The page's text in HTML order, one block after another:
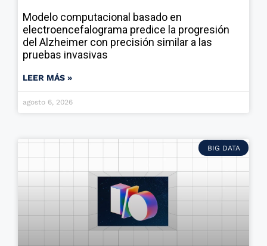
Modelo computacional basado en
electroencefalograma predice la progresión
del Alzheimer con precisión similar a las
pruebas invasivas
LEER MÁS »
agosto 6, 2026
BIG DATA